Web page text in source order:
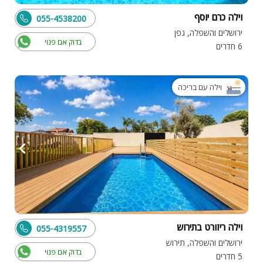
וילה כרם יוסף
ירושלים והשפלה, גפן
6 חדרים
בדוק אם פנוי
055-4538200
וילה עם בריכה
וילה ריזורט בתירוש
ירושלים והשפלה, תירוש
5 חדרים
בדוק אם פנוי
055-4319557